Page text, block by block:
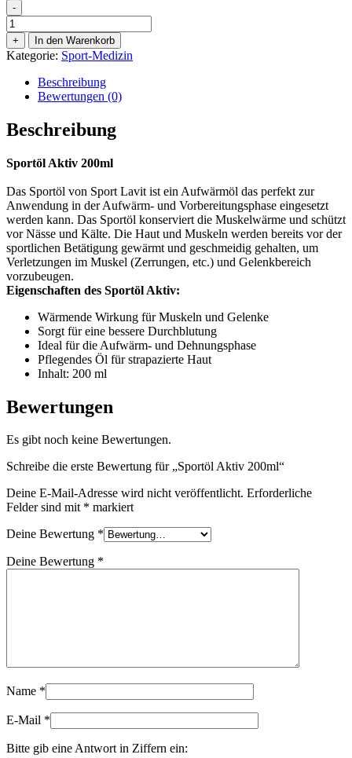
-
Sportöl
Aktiv
200ml
Menge
+ In den Warenkorb
Kategorie: Sport-Medizin
Beschreibung
Bewertungen (0)
Beschreibung
Sportöl Aktiv 200ml
Das Sportöl von Sport Lavit ist ein Aufwärmöl das perfekt zur
Anwendung in der Aufwärm- und Vorbereitungsphase eingesetzt
werden kann. Das Sportöl konserviert die Muskelwärme und schützt
vor Nässe und Kälte. Die Haut und Muskeln werden bereits vor der
sportlichen Betätigung gewärmt und geschmeidig gehalten, um
Verletzungen im Muskel (Zerrungen, etc.) und Gelenkbereich
vorzubeugen.
Eigenschaften des Sportöl Aktiv:
Wärmende Wirkung für Muskeln und Gelenke
Sorgt für eine bessere Durchblutung
Ideal für die Aufwärm- und Dehnungsphase
Pflegendes Öl für strapazierte Haut
Inhalt: 200 ml
Bewertungen
Es gibt noch keine Bewertungen.
Schreibe die erste Bewertung für „Sportöl Aktiv 200ml“
Deine E-Mail-Adresse wird nicht veröffentlicht. Erforderliche
Felder sind mit * markiert
Deine Bewertung *
Deine Bewertung *
Name *
E-Mail *
Bitte gib eine Antwort in Ziffern ein: